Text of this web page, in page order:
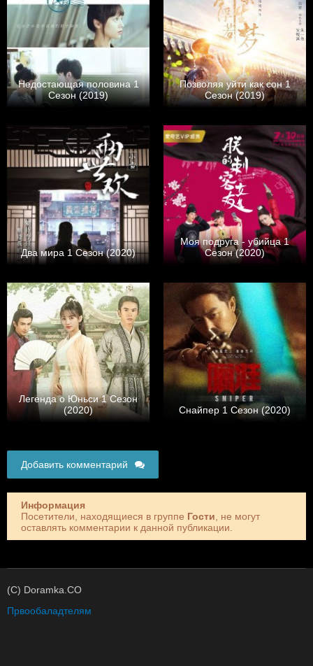
Недостающая половина 1
Сезон (2019)
Позволяя уйти как сон 1
Сезон (2019)
Два мира 1 Сезон (2020)
Моя подруга - убийца 1
Сезон (2020)
Легенда о Юньси 1 Сезон
(2020)
Снайпер 1 Сезон (2020)
Добавить комментарий
Информация
Посетители, находящиеся в группе Гости , не могут
оставлять комментарии к данной публикации.
(C) Doramka.CO
Првообаладтелям